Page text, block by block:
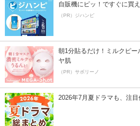
自販機にピッ！ですぐに買
（PR）ジハンピ
朝1分貼るだけ！ミルクピ
ヤ肌
（PR）サボリーノ
2026年7月夏ドラマも、注